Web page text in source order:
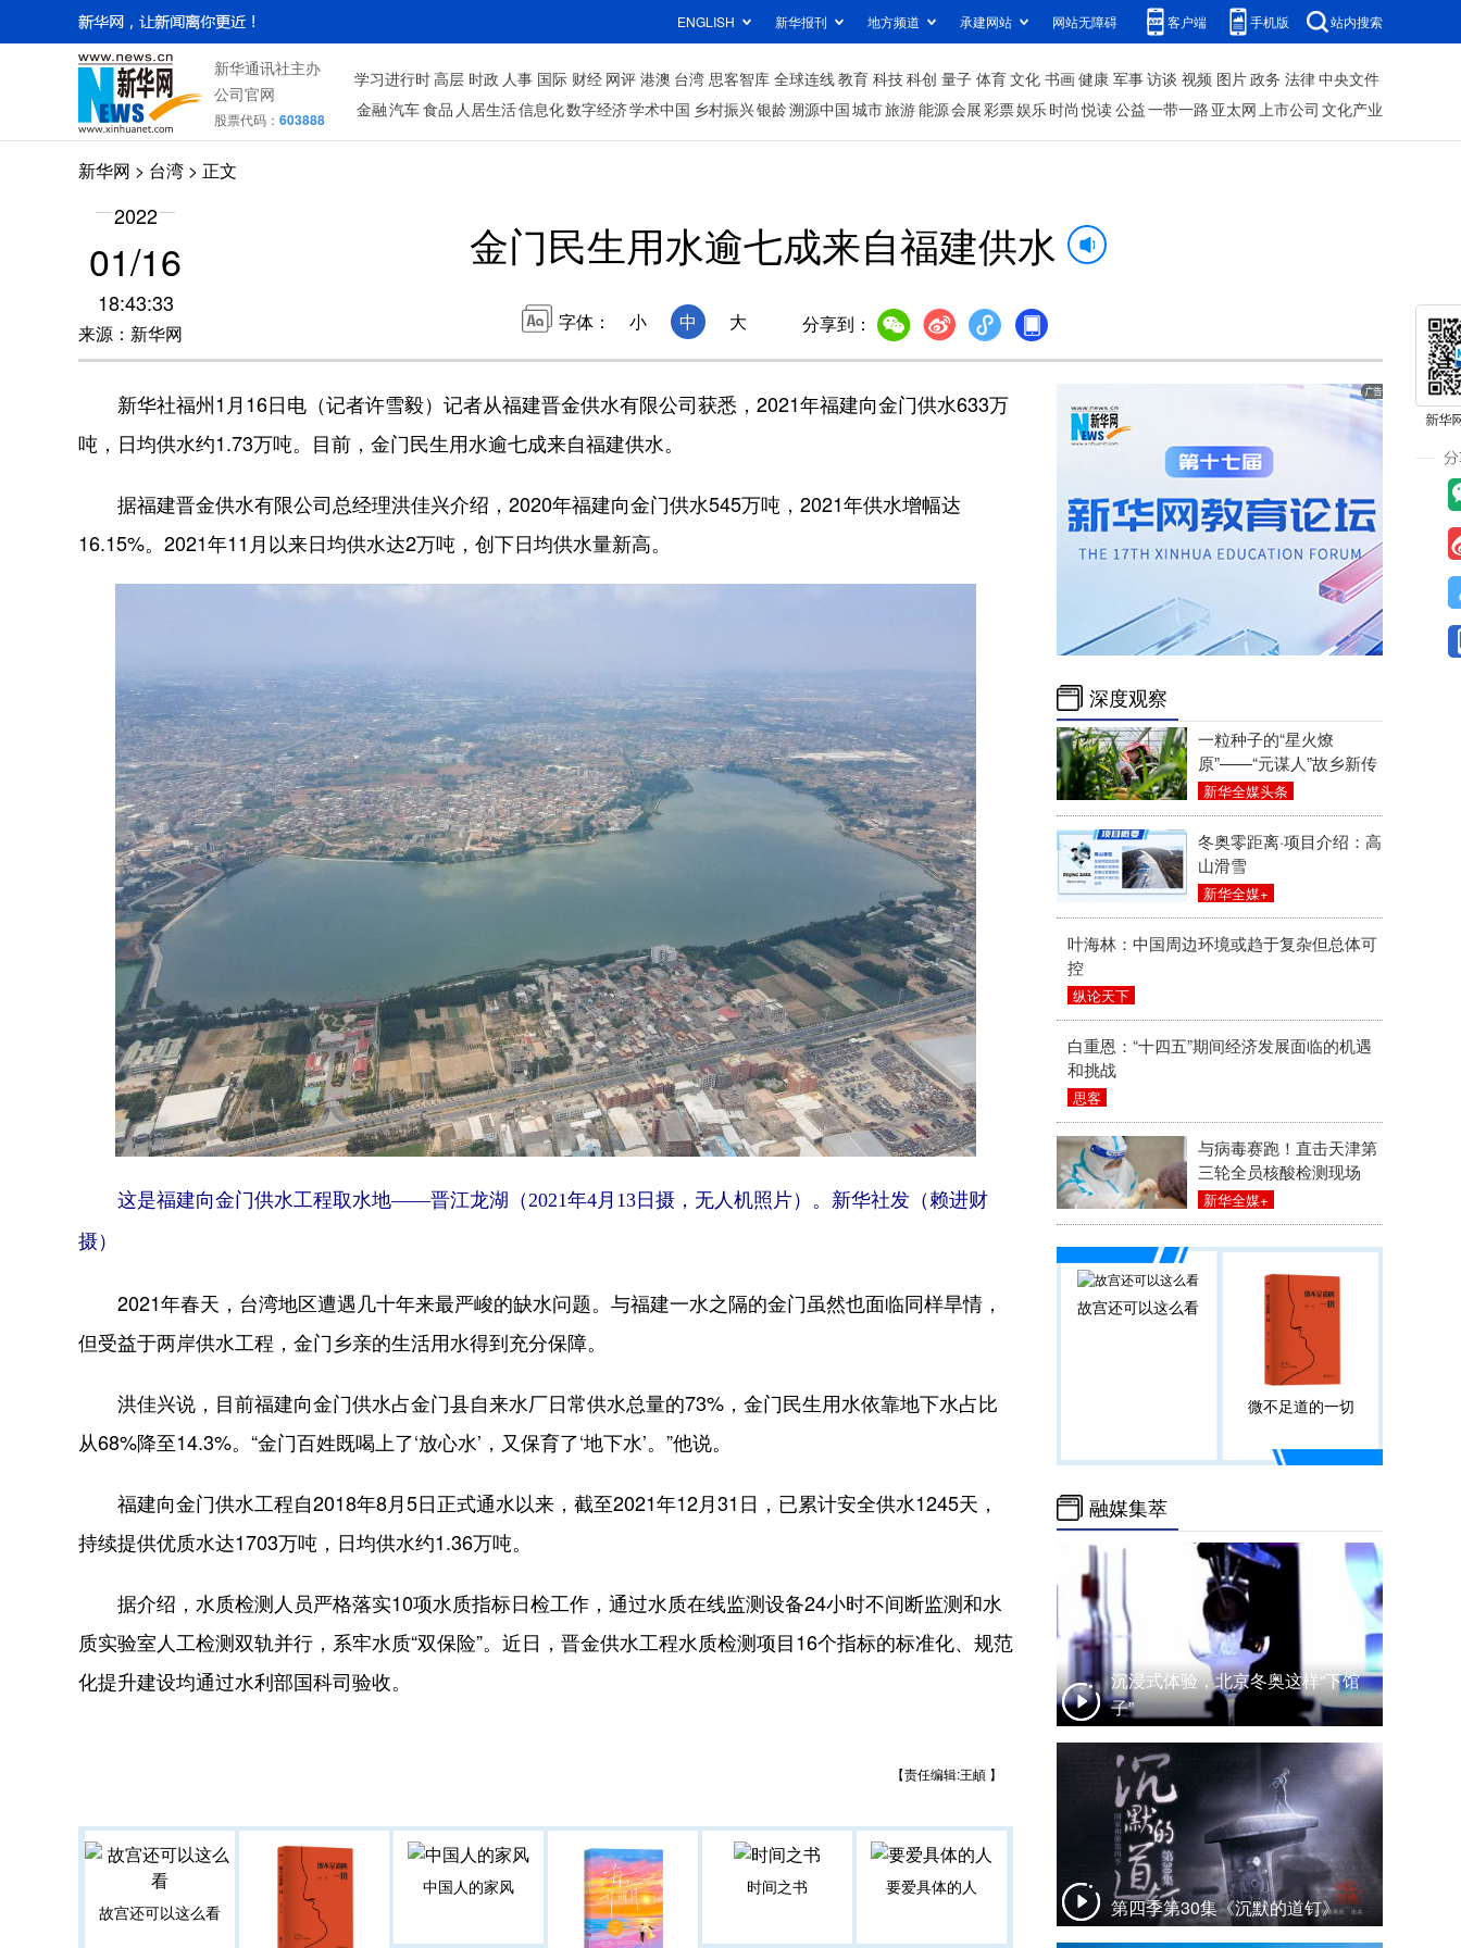
ENGLISH 新华报刊 地方频道 承建网站 网站无障碍 客户端 手机版 站内搜索
新华通讯社主办
公司官网
股票代码： 603888
学习进行时高层 时政 人事 国际 财经 网评 港澳 台湾 思客智库 全球连线教育 科技科创 量子 体育文化 书画健康 军事访谈 视频 图片政务 法律中央文件
金融汽车食品 人居生活信息化数字经济学术中国 乡村振兴银龄溯源中国城市旅游能源会展彩票娱乐时尚 悦读公益一带一路 亚太网上市公司 文化产业
新华网 > 台湾 > 正文
2022
01/16
18:43:33
来源：新华网
金门民生用水逾七成来自福建供水
字体： 小 中 大 分享到：
新华社福州1月16日电（记者许雪毅）记者从福建晋金供水有限公司获悉，2021年福建向金门供水633万
吨，日均供水约1.73万吨。目前，金门民生用水逾七成来自福建供水。
据福建晋金供水有限公司总经理洪佳兴介绍，2020年福建向金门供水545万吨，2021年供水增幅达
16.15%。2021年11月以来日均供水达2万吨，创下日均供水量新高。
这是福建向金门供水工程取水地——晋江龙湖（2021年4月13日摄，无人机照片）。 新华社发（赖进财
摄）
2021年春天，台湾地区遭遇几十年来最严峻的缺水问题。与福建一水之隔的金门虽然也面临同样旱情，
但受益于两岸供水工程，金门乡亲的生活用水得到充分保障。
洪佳兴说，目前福建向金门供水占金门县自来水厂日常供水总量的73%，金门民生用水依靠地下水占比
从68%降至14.3%。“金门百姓既喝上了‘放心水’，又保育了‘地下水’。”他说。
福建向金门供水工程自2018年8月5日正式通水以来，截至2021年12月31日，已累计安全供水1245天，
持续提供优质水达1703万吨，日均供水约1.36万吨。
据介绍，水质检测人员严格落实10项水质指标日检工作，通过水质在线监测设备24小时不间断监测和水
质实验室人工检测双轨并行，系牢水质“双保险”。近日，晋金供水工程水质检测项目16个指标的标准化、规范
化提升建设均通过水利部国科司验收。
【责任编辑:王頔 】
故宫还可以这么看
中国人的家风 时间之书 要爱具体的人
深度观察
一粒种子的“星火燎
原”——“元谋人”故乡新传
新华全媒头条
冬奥零距离·项目介绍：高
山滑雪
新华全媒+
叶海林：中国周边环境或趋于复杂但总体可
控
纵论天下
白重恩：“十四五”期间经济发展面临的机遇
和挑战
思客
与病毒赛跑！直击天津第
三轮全员核酸检测现场
新华全媒+
故宫还可以这么看
微不足道的一切
融媒集萃
沉浸式体验，北京冬奥这样“下馆
子”
第四季第30集《沉默的道钉》